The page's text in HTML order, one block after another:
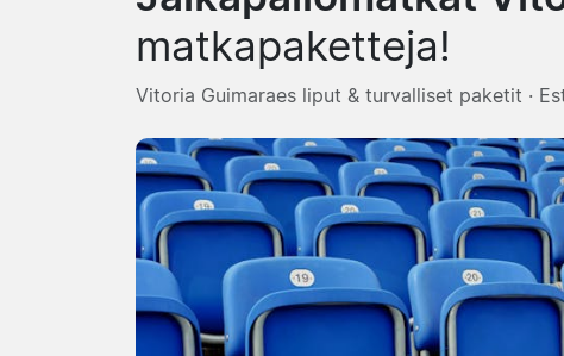
matkapaketteja!
Vitoria Guimaraes liput & turvalliset paketit ·